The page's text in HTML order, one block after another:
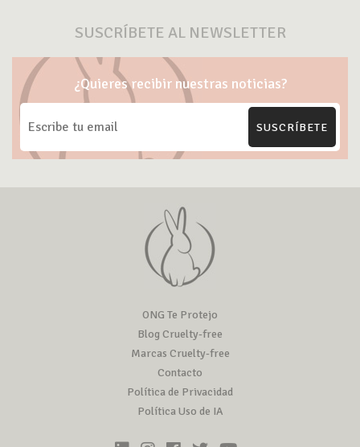
SUSCRÍBETE AL NEWSLETTER
¿Quieres recibir nuestras noticias?
SUSCRÍBETE
ONG Te Protejo
Blog Cruelty-free
Marcas Cruelty-free
Contacto
Política de Privacidad
Política Uso de IA